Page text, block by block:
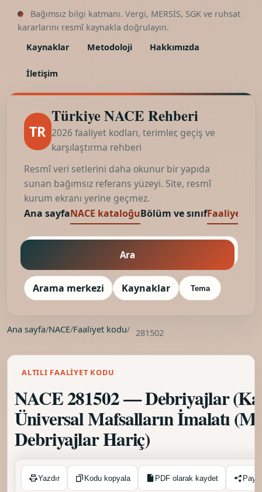
Bağımsız bilgi katmanı. Vergi, MERSİS, SGK ve ruhsat
kararlarını resmî kaynakla doğrulayın.
Kaynaklar
Metodoloji Hakkımızda
İletişim
TR
Türkiye NACE Rehberi
2026 faaliyet kodları, terimler, geçiş ve
karşılaştırma rehberi
Resmî veri setlerini daha okunur bir yapıda
sunan bağımsız referans yüzeyi. Site, resmî
kurum ekranı yerine geçmez.
Ana sayfaNACE kataloğuBölüm ve sınıfFaaliyet
Ara
Arama merkezi Kaynaklar Tema
Ana sayfa/NACE/Faaliyet kodu/ 281502
ALTILI FAALIYET KODU
NACE 281502 — Debriyajlar
Üniversal Mafsalların İmalatı
Debriyajlar Hariç)
Yazdır Kodu kopyala PDF olarak kaydet
Kopyalandı ✓